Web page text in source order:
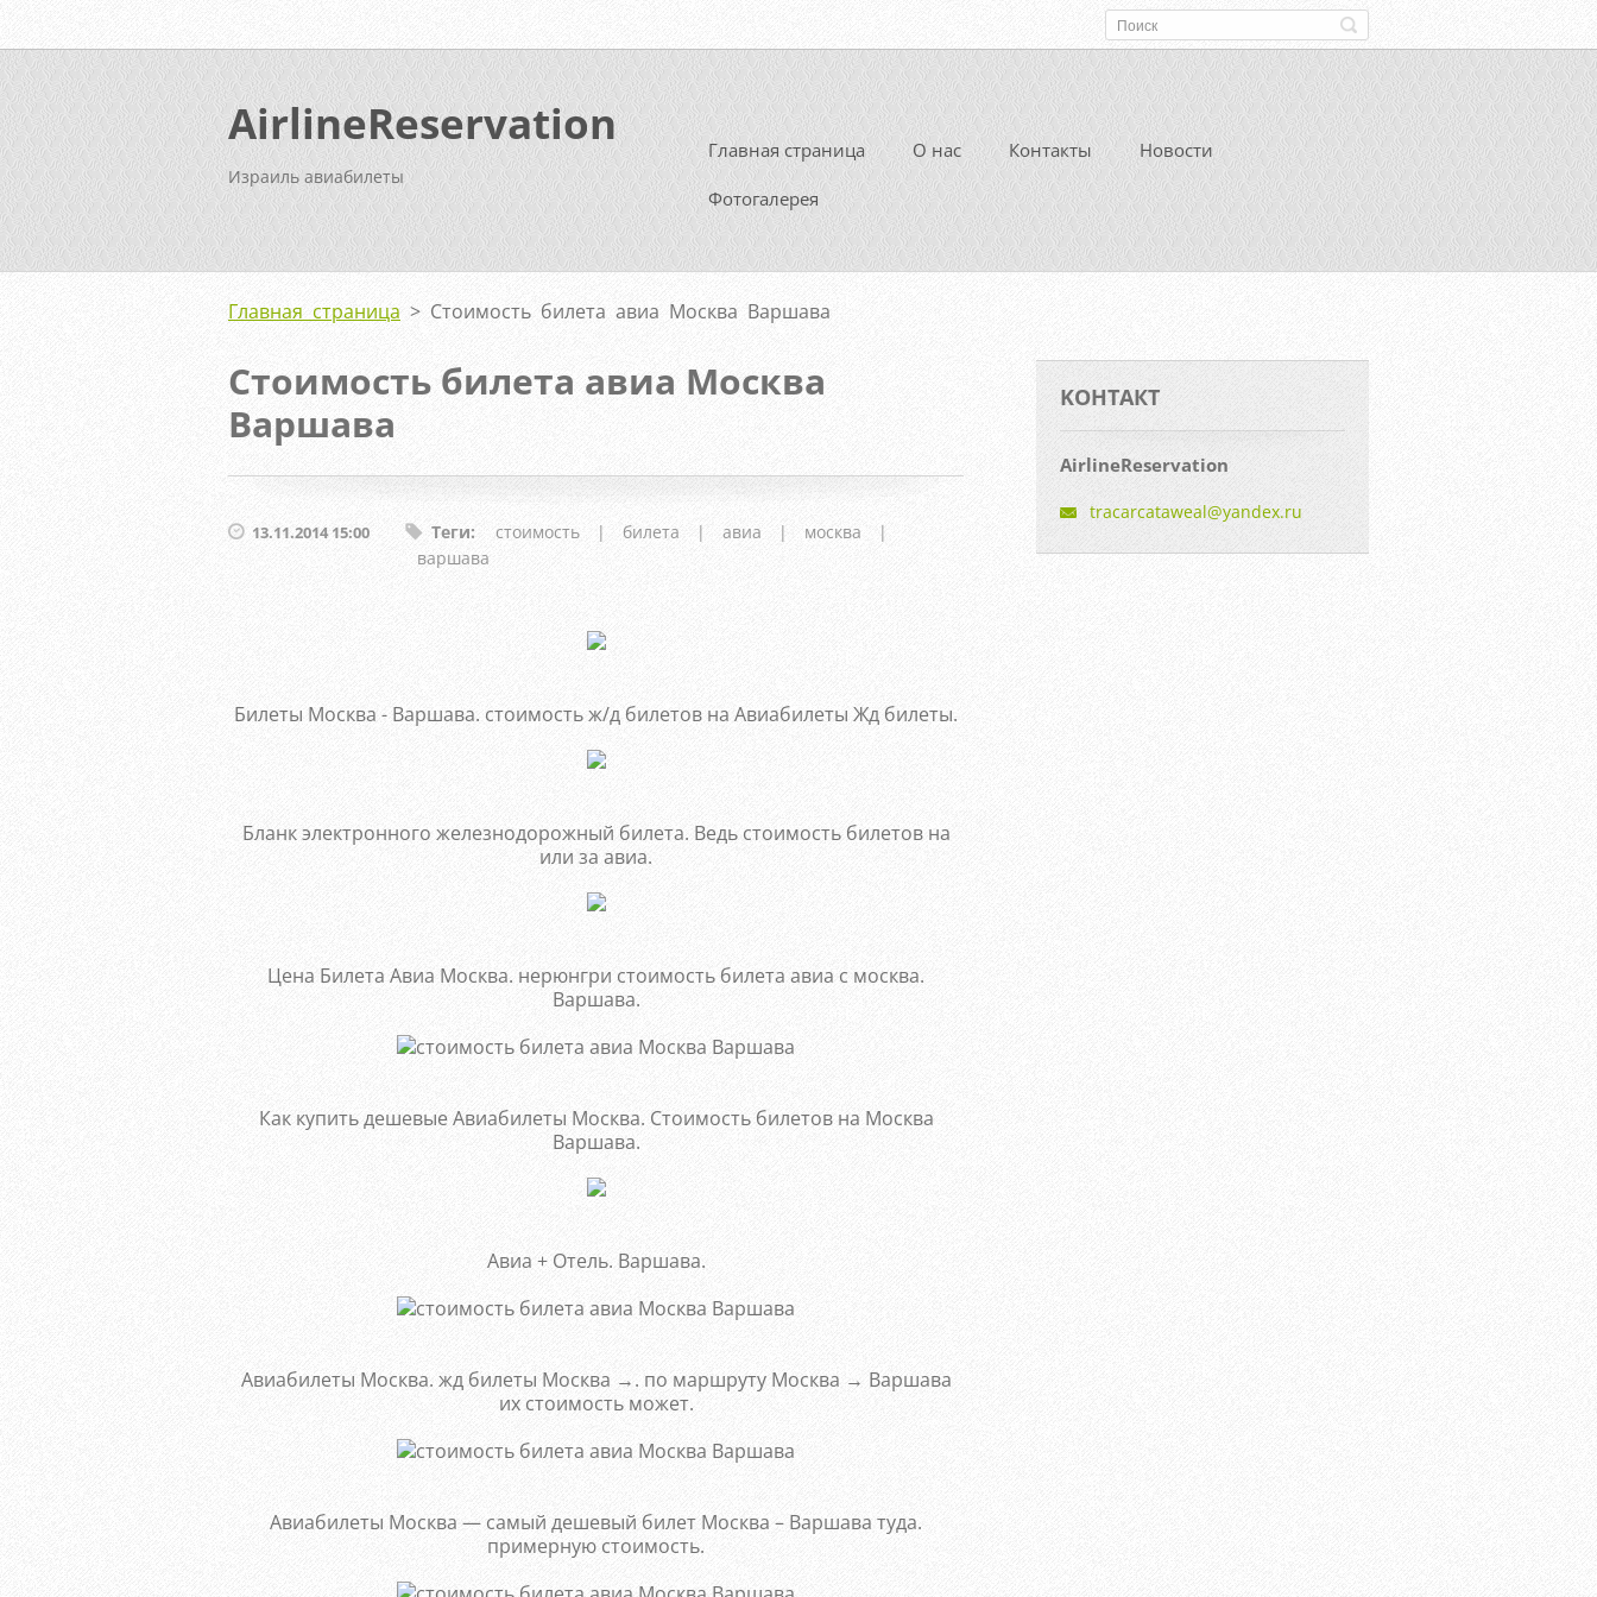
AirlineReservation
Израиль авиабилеты
Главная страница О нас Контакты Новости
Фотогалерея
Главная страница > Стоимость билета авиа Москва Варшава
Стоимость билета авиа Москва
Варшава
13.11.2014 15:00 Теги: стоимость | билета | авиа | москва
|
варшава
Билеты Москва - Варшава. стоимость ж/д билетов на Авиабилеты Жд билеты.
Бланк электронного железнодорожный билета. Ведь стоимость билетов на
или за авиа.
Цена Билета Авиа Москва. нерюнгри стоимость билета авиа с москва.
Варшава.
Как купить дешевые Авиабилеты Москва. Стоимость билетов на Москва
Варшава.
Авиа + Отель. Варшава.
Авиабилеты Москва. жд билеты Москва →. по маршруту Москва → Варшава
их стоимость может.
Авиабилеты Москва — самый дешевый билет Москва – Варшава туда.
примерную стоимость.
KOНТАКТ
AirlineReservation
tracarcataweal@yandex.ru